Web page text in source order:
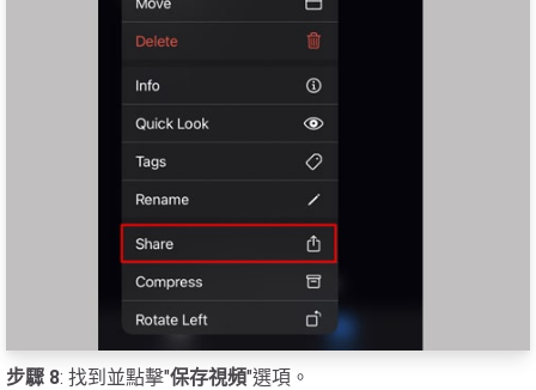
步驟 8: 找到並點擊"保存視頻"選項。